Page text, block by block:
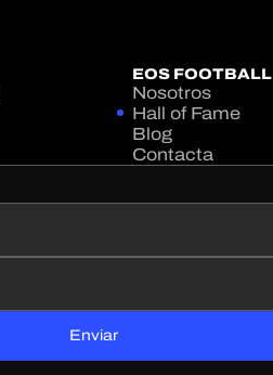
EOS FOOTBALL
Nosotros
Hall of Fame
Blog
Contacta